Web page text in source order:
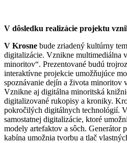
V dôsledku realizácie projektu
V Krosne bude zriadený kultúrny
digitalizácie. Vznikne multimediálna
minoritov“. Prezentované budú
interaktívne projekcie umožňujúce
spoznávanie dejín a života minoritov
Vznikne aj digitálna minoritská
digitalizované rukopisy a kroniky.
pokročilých digitálnych technológií.
samostatnej digitalizácie, ktoré
modely artefaktov a sôch. Generátor
kabína umožnia tvorbu a tlač